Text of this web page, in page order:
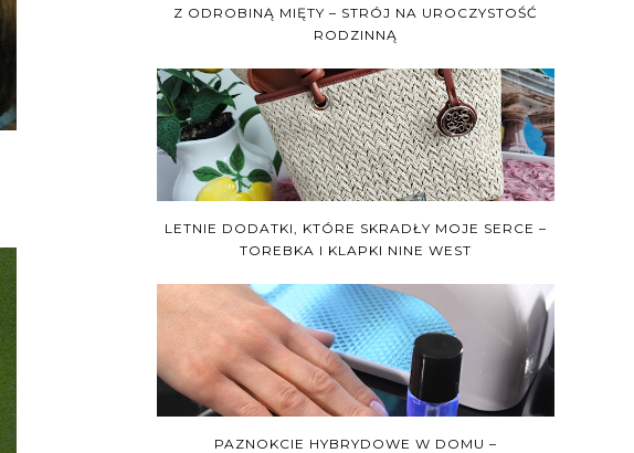
Z ODROBINĄ MIĘTY – STRÓJ NA UROCZYSTOŚĆ
RODZINNĄ
LETNIE DODATKI, KTÓRE SKRADŁY MOJE SERCE –
TOREBKA I KLAPKI NINE WEST
PAZNOKCIE HYBRYDOWE W DOMU –